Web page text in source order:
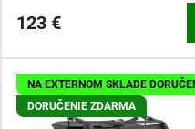
123 €
NA EXTERNOM SKLADE
DORUČENIE ZDARMA